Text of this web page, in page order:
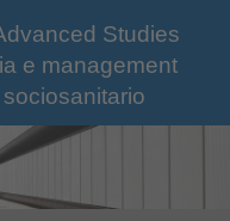
Studies
e management